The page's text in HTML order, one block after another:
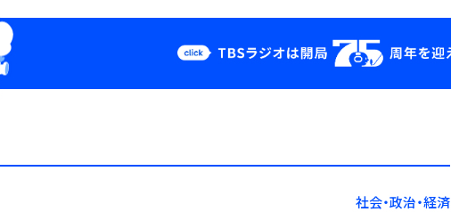
Podcast
YouTube
会社情報社会・政治・経済